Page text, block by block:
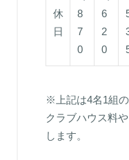
休
日
8
7
0
6
2
0
※上記は4名1組
クラブハウス料
します。